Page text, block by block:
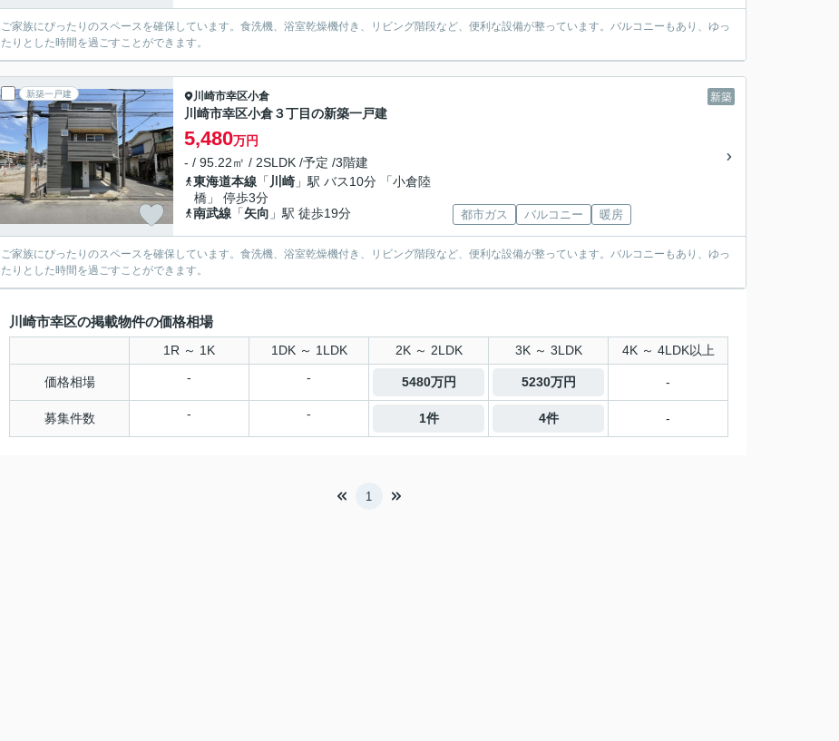
ご家族にぴったりのスペースを確保しています。食洗機、浴室乾燥機付き、リビング階段など、便利な設備が整っています。バルコニーもあり、ゆっ
たりとした時間を過ごすことができます。
新築一戸建 新築
川崎市幸区小倉
川崎市幸区小倉３丁目の新築一戸建
5,480万円
- / 95.22㎡ / 2SLDK /予定 /3階建
東海道本線 「 川崎 」駅 バス10分 「小倉陸
橋」 停歩3分
南武線 「矢向 」駅 徒歩19分 都市ガス バルコニー 暖房
ご家族にぴったりのスペースを確保しています。食洗機、浴室乾燥機付き、リビング階段など、便利な設備が整っています。バルコニーもあり、ゆっ
たりとした時間を過ごすことができます。
川崎市幸区の掲載物件の価格相場
1R ～ 1K 1DK ～ 1LDK 2K ～ 2LDK 3K ～ 3LDK 4K ～ 4LDK以上
価格相場 - - 5480万円 5230万円 -
募集件数 - - 1件 4件 -
1